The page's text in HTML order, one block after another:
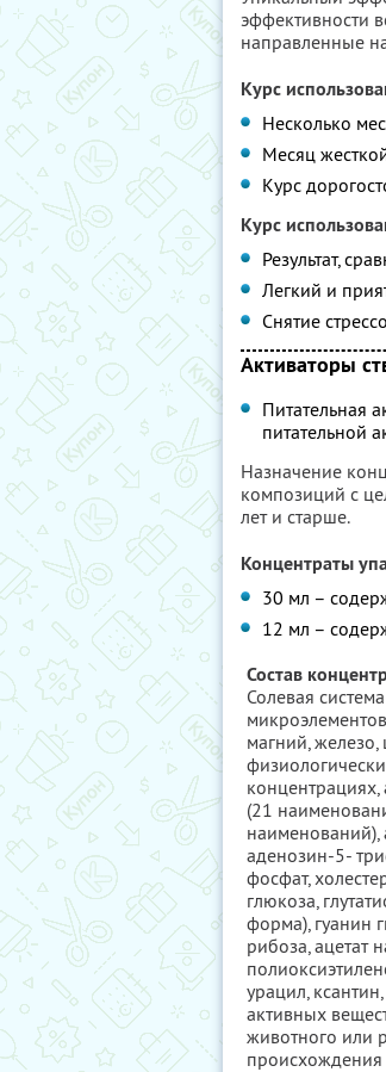
эффективности
направленные
Курс
Несколько
Месяц
Курс
Курс
Результат,
Легкий и
Снятие
Активаторы
Питательная
питательной
Назначение
композиций с
лет и старше.
Концентраты
30 мл –
12 мл –
Состав
Солевая
магний, железо,
(21
наименований),
аденозин-5-
фосфат,
глюкоза,
форма), гуанин
рибоза, ацетат
урацил,
активных
животного или
происхождения